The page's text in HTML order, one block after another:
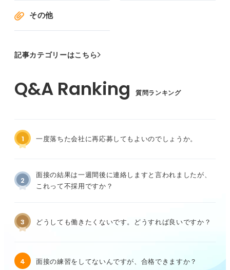
その他
記事カテゴリーはこちら
質問ランキング
1 一度落ちた会社に再応募してもよいのでしょうか。
2
面接の結果は一週間後に連絡しますと言われましたが、
これって不採用ですか？
3 どうしても働きたくないです。どうすれば良いですか？
4 面接の練習をしてないんですが、合格できますか？